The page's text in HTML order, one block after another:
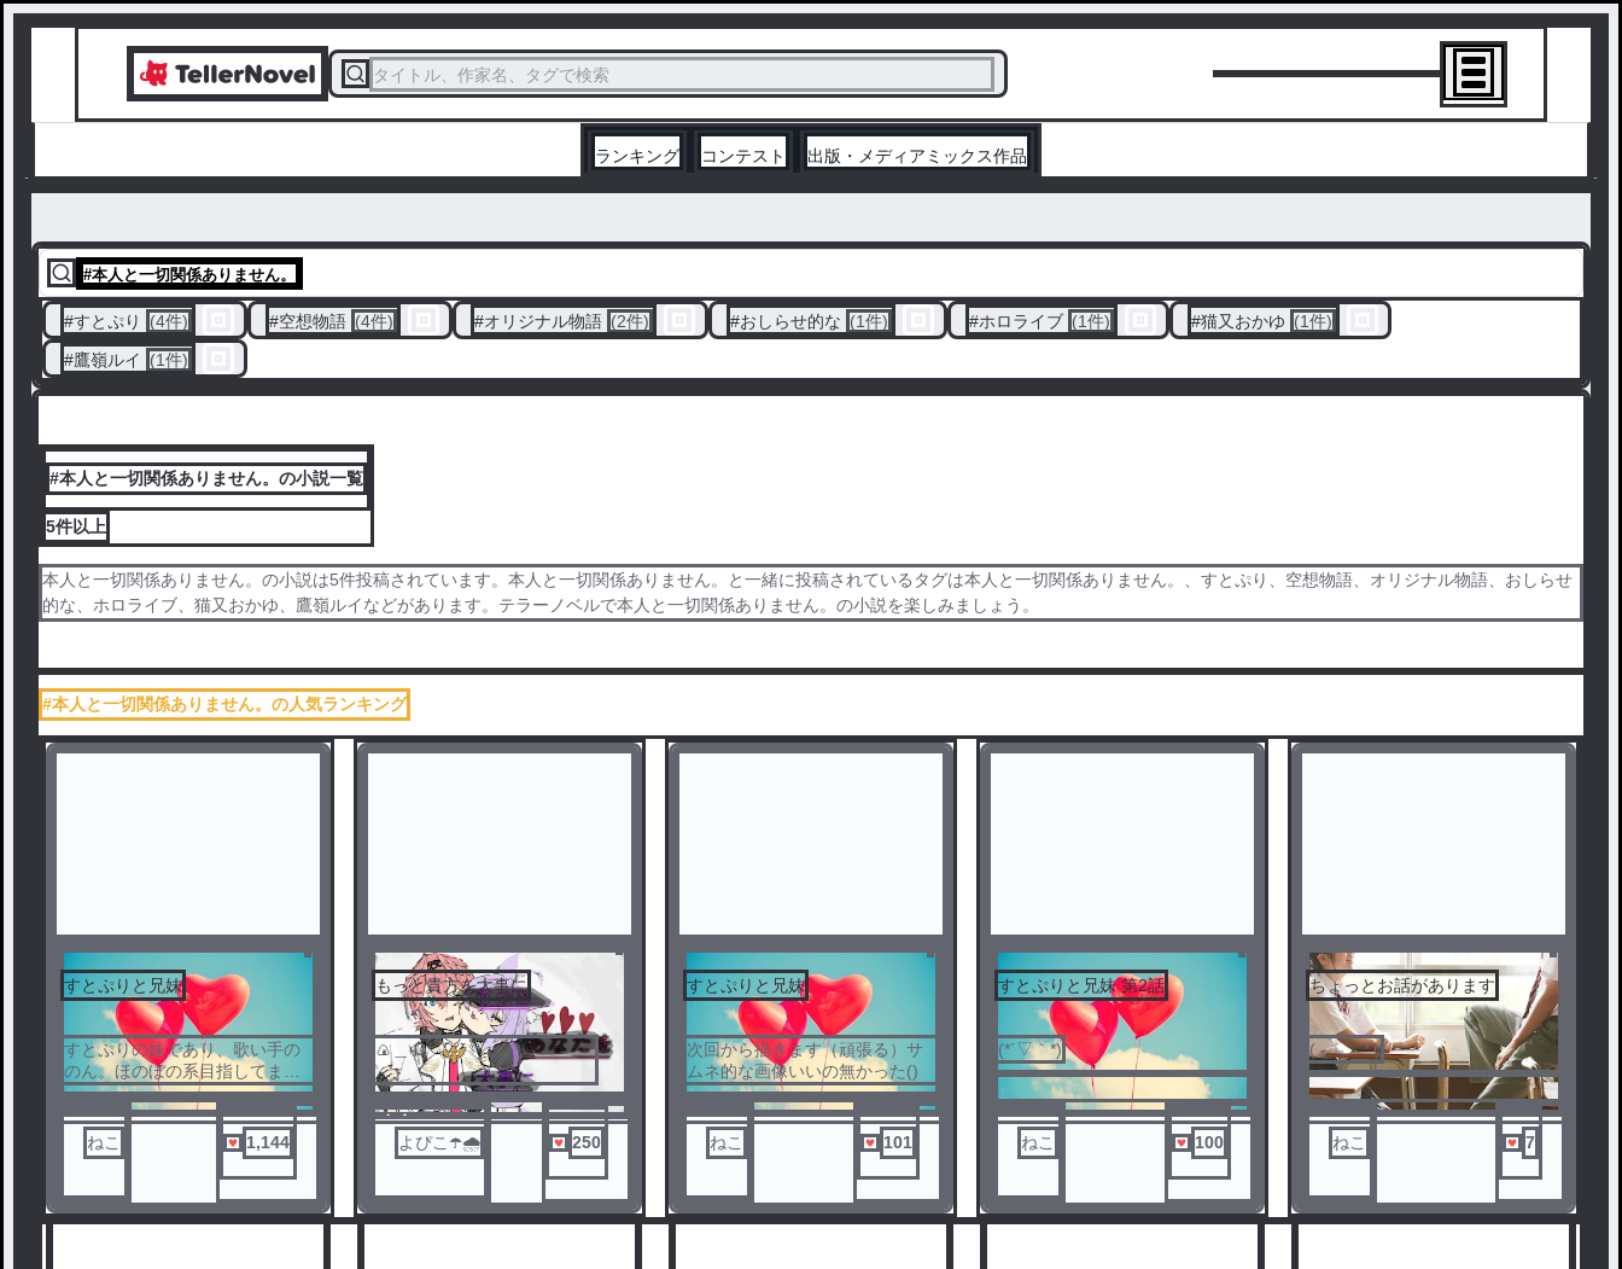
タイトル、作家名、タグで検索
ランキング コンテスト 出版・メディアミックス作品
#本人と一切関係ありません。
#すとぷり (4件) #空想物語 (4件) #オリジナル物語 (2件) #おしらせ的な (1件) #ホロライブ (1件) #猫又おかゆ (1件)
#鷹嶺ルイ (1件)
#本人と一切関係ありません。の小説一覧
5件以上
本人と一切関係ありません。の小説は5件投稿されています。本人と一切関係ありません。と一緒に投稿されているタグは本人と一切関係ありません。、すとぷり、空想物語、オリジナル物語、おしらせ
的な、ホロライブ、猫又おかゆ、鷹嶺ルイなどがあります。テラーノベルで本人と一切関係ありません。の小説を楽しみましょう。
#本人と一切関係ありません。の人気ランキング
すとぷりと兄妹
すとぷりの妹であり、歌い手の
のん。ほのぼの系目指してま
す！
ねこ 1,144
ノベ
もっと貴方を大事に
🍙＿🥀
おかゆはルイに飽きてきた＿
ルイに別れを願う＿
よぴこ☂️🌧 250
すとぷりと兄妹
次回から描きます（頑張る）サ
ムネ的な画像いいの無かった()
ねこ 101
すとぷりと兄妹 第2話
(*´▽｀*)
ねこ 100
ちょっとお話があります
( - ﹃ - * )
ねこ 7